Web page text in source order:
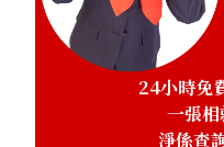
24小時免
一張相
淨係查